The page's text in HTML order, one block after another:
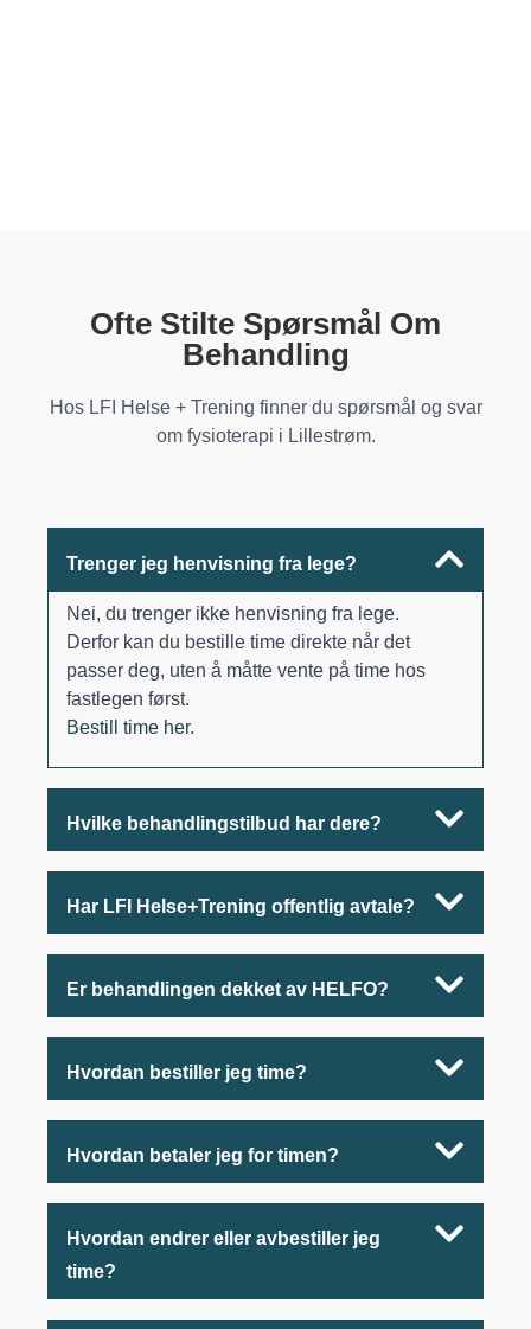
Ofte Stilte Spørsmål Om
Behandling
Hos LFI Helse + Trening finner du spørsmål og svar
om fysioterapi i Lillestrøm.
Trenger jeg henvisning fra lege?
Nei, du trenger ikke henvisning fra lege.
Derfor kan du bestille time direkte når det
passer deg, uten å måtte vente på time hos
fastlegen først.
Bestill time her.
Hvilke behandlingstilbud har dere?
Har LFI Helse+Trening offentlig avtale?
Er behandlingen dekket av HELFO?
Hvordan bestiller jeg time?
Hvordan betaler jeg for timen?
Hvordan endrer eller avbestiller jeg
time?